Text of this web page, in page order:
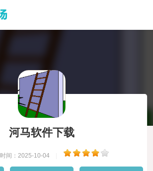
河马软件下载
时间：2025-10-04